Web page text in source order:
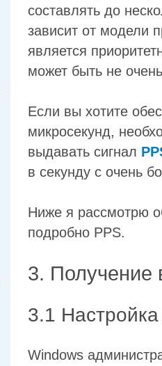
составлять до
зависит от модели
является
может быть не
Если вы хотите
микросекунд,
выдавать сигнал
в секунду с очень
Ниже я рассмотрю
подробно PPS.
3. Получение
3.1
Windows